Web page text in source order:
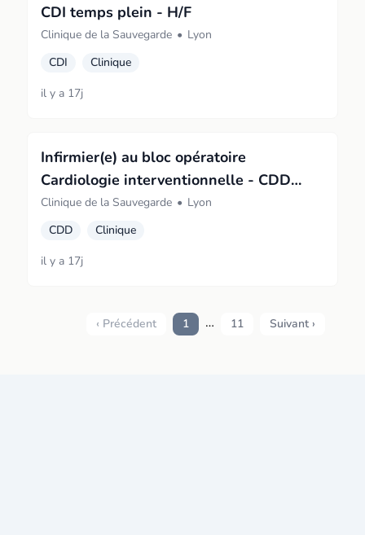
CDI temps plein - H/F
Clinique de la Sauvegarde • Lyon
CDI
Clinique
il y a 17j
Infirmier(e) au bloc opératoire
Cardiologie interventionnelle - CDD
temps plein - H/F
Clinique de la Sauvegarde • Lyon
CDD
Clinique
il y a 17j
‹ Précédent 1 … 11 Suivant ›